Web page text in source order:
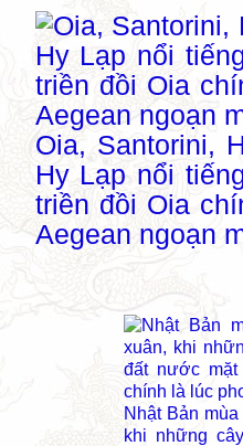
Oia, Santorini,
Hy Lạp nổi
triền đồi Oia
Aegean ngoạn
Nhật Bản
khi những